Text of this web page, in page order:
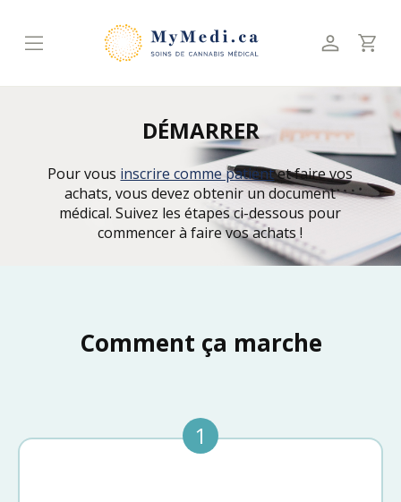
DÉMARRER
Pour vous inscrire comme patientet faire vos
achats, vous devez obtenir un document
médical. Suivez les étapes ci-dessous pour
commencer à faire vos achats !
Comment ça marche
1